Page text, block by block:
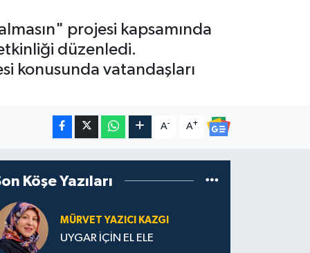
projesi kapsamında
düzenledi.
konusunda vatandaşları
A- A+
Köşe Yazıları
MÜRVET YAZICI KAZGI
UYGAR İÇİN EL ELE